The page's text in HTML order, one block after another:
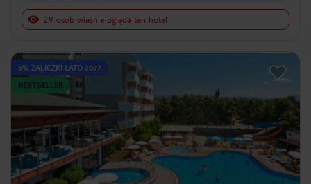
29 osób właśnie ogląda ten hotel
5% ZALICZKI LATO 2027
BESTSELLER